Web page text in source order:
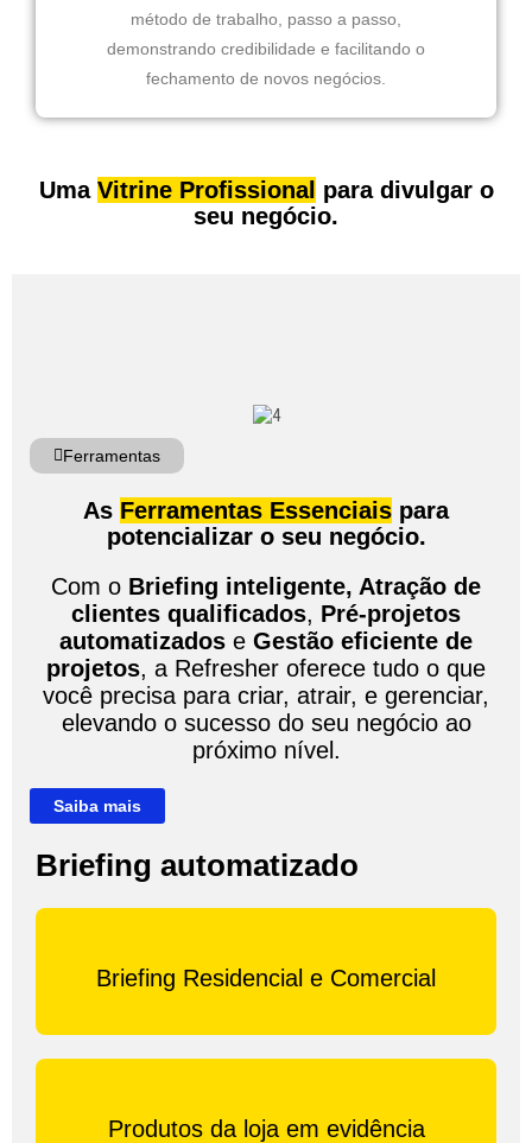
Uma Vitrine Profissional para divulgar o
seu negócio.
método de trabalho, passo a passo,
demonstrando credibilidade e facilitando o
fechamento de novos negócios.
Ferramentas
As Ferramentas Essenciais para
potencializar o seu negócio.
Com o Briefing inteligente, Atração de
clientes qualificados, Pré-projetos
automatizados e Gestão eficiente de
projetos, a Refresher oferece tudo o que
você precisa para criar, atrair, e gerenciar,
elevando o sucesso do seu negócio ao
próximo nível.
Saiba mais
Briefing automatizado
Briefing Residencial e Comercial
Produtos da loja em evidência